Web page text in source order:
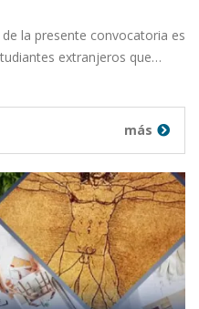
la presente convocatoria es
extranjeros que…
más